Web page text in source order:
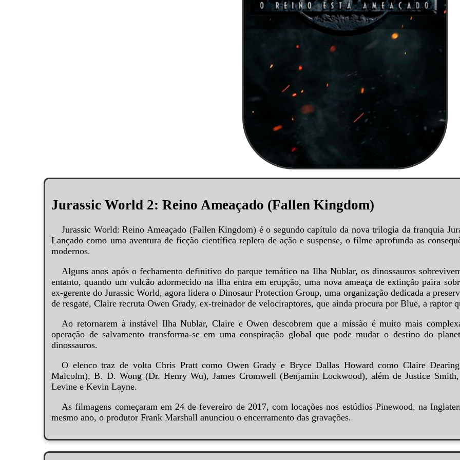
Jurassic World 2: Reino Ameaçado (Fallen Kingdom)
Jurassic World: Reino Ameaçado (Fallen Kingdom) é o segundo capítulo da nova trilogia da franquia
Lançado como uma aventura de ficção científica repleta de ação e suspense, o filme aprofunda as
modernos.
Alguns anos após o fechamento definitivo do parque temático na Ilha Nublar, os dinossauros
entanto, quando um vulcão adormecido na ilha entra em erupção, uma nova ameaça de extinção paira
ex-gerente do Jurassic World, agora lidera o Dinosaur Protection Group, uma organização dedicada a
de resgate, Claire recruta Owen Grady, ex-treinador de velociraptores, que ainda procura por Blue, a raptor
Ao retornarem à instável Ilha Nublar, Claire e Owen descobrem que a missão é muito mais
operação de salvamento transforma-se em uma conspiração global que pode mudar o destino do
dinossauros.
O elenco traz de volta Chris Pratt como Owen Grady e Bryce Dallas Howard como Claire
Malcolm), B. D. Wong (Dr. Henry Wu), James Cromwell (Benjamin Lockwood), além de Justice
Levine e Kevin Layne.
As filmagens começaram em 24 de fevereiro de 2017, com locações nos estúdios Pinewood, na
mesmo ano, o produtor Frank Marshall anunciou o encerramento das gravações.